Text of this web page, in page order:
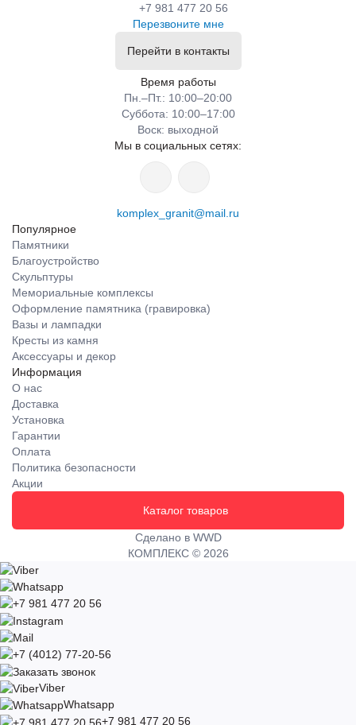
+7 981 477 20 56
Перезвоните мне
Перейти в контакты
Время работы
Пн.–Пт.: 10:00–20:00​​
Суббота: 10:00–17:00
​Воск: выходной
Мы в социальных сетях:
komplex_granit@mail.ru
Популярное
Памятники
Благоустройство
Скульптуры
Мемориальные комплексы
Оформление памятника (гравировка)
Вазы и лампадки
Кресты из камня
Аксессуары и декор
Информация
О нас
Доставка
Установка
Гарантии
Оплата
Политика безопасности
Акции
Каталог товаров
Сделано в WWD
КОМПЛЕКС © 2026
Viber
Whatsapp
+7 981 477 20 56